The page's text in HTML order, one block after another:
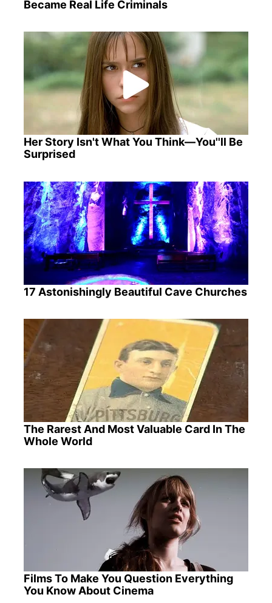
Became Real Life Criminals
Her Story Isn't What You Think—You''ll Be
Surprised
17 Astonishingly Beautiful Cave Churches
The Rarest And Most Valuable Card In The
Whole World
Films To Make You Question Everything
You Know About Cinema